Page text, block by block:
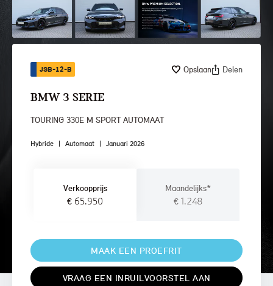
JSB-12-B Opslaan Delen
BMW 3 SERIE
TOURING 330E M SPORT AUTOMAAT
Hybride | Automaat | Januari 2026
Verkoopprijs
€ 65.950
Maandelijks*
€ 1.248
MAAK EEN PROEFRIT
VRAAG EEN INRUILVOORSTEL AAN